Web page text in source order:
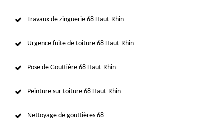
Travaux de zinguerie 68 Haut-Rhin
Urgence fuite de toiture 68 Haut-Rhin
Pose de Gouttière 68 Haut-Rhin
Peinture sur toiture 68 Haut-Rhin
Nettoyage de gouttières 68